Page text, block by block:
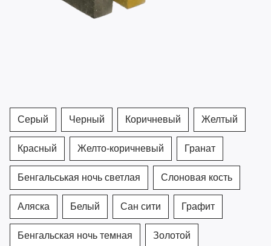
Серый Черный Коричневый Желтый
Красный Желто-коричневый Гранат
Бенгальськая ночь светлая Слоновая кость
Аляска Белый Сан сити Графит
Бенгальская ночь темная Золотой